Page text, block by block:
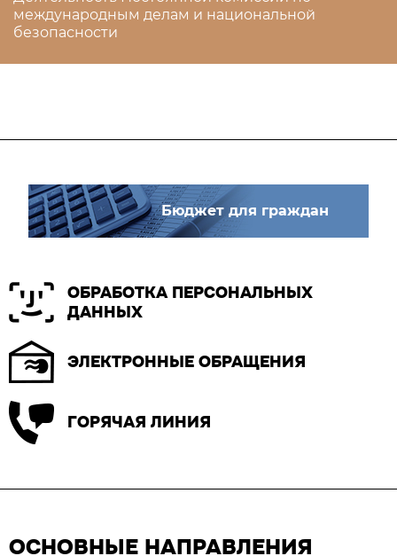
международным делам и национальной
безопасности
Бюджет для граждан
ОБРАБОТКА ПЕРСОНАЛЬНЫХ
ДАННЫХ
ЭЛЕКТРОННЫЕ ОБРАЩЕНИЯ
ГОРЯЧАЯ ЛИНИЯ
ОСНОВНЫЕ НАПРАВЛЕНИЯ